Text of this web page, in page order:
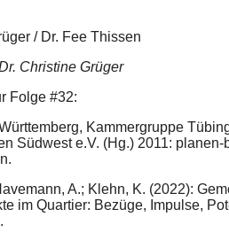
/ Dr. Fee Thissen
Christine Grüger
Folge #32:
Kammergruppe
Südwest e.V. (Hg.) 2011:
A.; Klehn, K. (2022):
im Quartier: Bezüge, Impulse,